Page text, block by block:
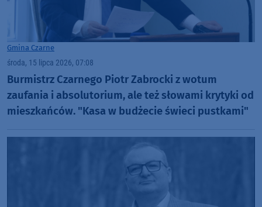
Gmina Czarne
środa, 15 lipca 2026, 07:08
Burmistrz Czarnego Piotr Zabrocki z wotum
zaufania i absolutorium, ale też słowami krytyki od
mieszkańców. "Kasa w budżecie świeci pustkami"